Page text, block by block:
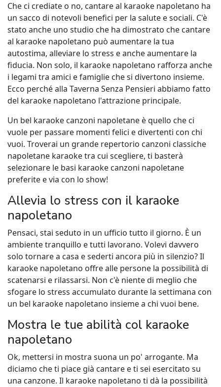
Che ci crediate o no, cantare al karaoke napoletano ha
un sacco di notevoli benefici per la salute e sociali. C'è
stato anche uno studio che ha dimostrato che cantare
al karaoke napoletano può aumentare la tua
autostima, alleviare lo stress e anche aumentare la
fiducia. Non solo, il karaoke napoletano rafforza anche
i legami tra amici e famiglie che si divertono insieme.
Ecco perché alla Taverna Senza Pensieri abbiamo fatto
del karaoke napoletano l'attrazione principale.
Un bel karaoke canzoni napoletane è quello che ci
vuole per passare momenti felici e divertenti con chi
vuoi. Troverai un grande repertorio canzoni classiche
napoletane karaoke tra cui scegliere, ti basterà
selezionare le basi karaoke canzoni napoletane
preferite e via con lo show!
Allevia lo stress con il karaoke
napoletano
Pensaci, stai seduto in un ufficio tutto il giorno. È un
ambiente tranquillo e tutti lavorano. Volevi davvero
solo tornare a casa e sederti ancora più in silenzio? Il
karaoke napoletano offre alle persone la possibilità di
scatenarsi e rilassarsi. Non c'è niente di meglio che
sfogare lo stress accumulato durante la settimana con
un bel karaoke napoletano insieme a chi vuoi bene.
Mostra le tue abilità col karaoke
napoletano
Ok, mettersi in mostra suona un po' arrogante. Ma
diciamo che ti piace già cantare e ti sei esercitato su
una canzone. Il karaoke napoletano ti dà la possibilità